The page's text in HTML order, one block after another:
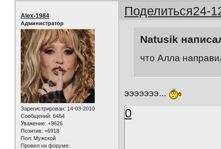
Поделиться24-
Alex-1984
Администратор
Зарегистрирован: 14-03-2010
Сообщений: 6464
Уважение: +9626
Позитив: +6918
Пол: Мужской
Провел на форуме:
Natusik
что Алла
эээээээ...
0